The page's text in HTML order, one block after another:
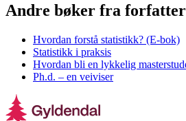
Andre bøker fra
Hvordan forstå statistikk? (E-bok)
Statistikk i praksis
Hvordan bli en lykkelig
Ph.d. – en veiviser